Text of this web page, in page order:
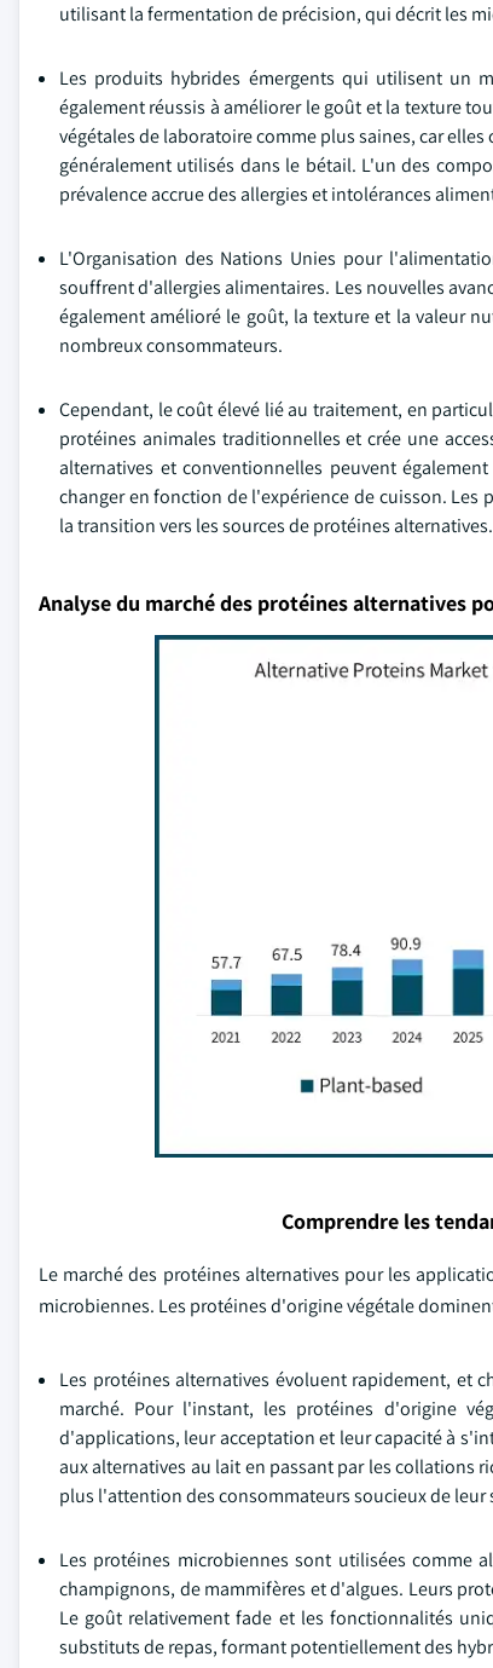
utilisant la fermentation de précision, qui décrit les
Les produits hybrides émergents qui utilisent un
également réussis à améliorer le goût et la texture
végétales de laboratoire comme plus saines, car
généralement utilisés dans le bétail. L'un des
prévalence accrue des allergies et intolérances
L'Organisation des Nations Unies pour
souffrent d'allergies alimentaires. Les nouvelles
également amélioré le goût, la texture et la valeur
nombreux consommateurs.
Cependant, le coût élevé lié au traitement, en
protéines animales traditionnelles et crée une
alternatives et conventionnelles peuvent
changer en fonction de l'expérience de cuisson.
la transition vers les sources de protéines alternatives.
Analyse du marché des protéines alternatives
Comprendre les
Le marché des protéines alternatives pour les
microbiennes. Les protéines d'origine végétale
Les protéines alternatives évoluent rapidement, et
marché. Pour l'instant, les protéines d'origine
d'applications, leur acceptation et leur capacité à
aux alternatives au lait en passant par les collations
plus l'attention des consommateurs soucieux de leur
Les protéines microbiennes sont utilisées comme
champignons, de mammifères et d'algues. Leurs
Le goût relativement fade et les fonctionnalités
substituts de repas, formant potentiellement des